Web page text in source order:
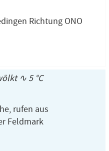
Richtung ONO
∿ 5 °C
rufen aus
Feldmark